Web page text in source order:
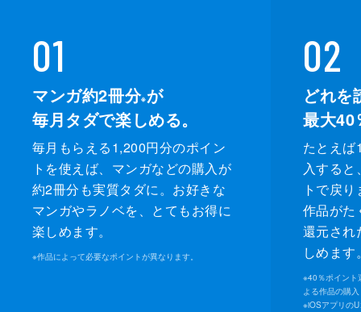
01
マンガ約2冊分※が
毎月タダで楽しめる。
毎月もらえる1,200円分のポイン
トを使えば、マンガなどの購入が
約2冊分も実質タダに。お好きな
マンガやラノベを、とてもお得に
楽しめます。
※作品によって必要なポイントが異なります。
02
どれを
最大40
たとえ
入する
トで戻
作品がた
還元され
しめます
※40％ポイント
よる作品の購
※iOSアプリの